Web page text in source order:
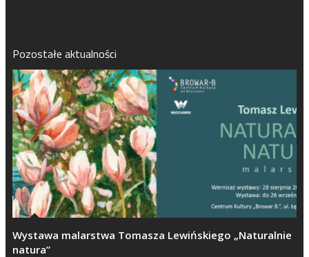
Pozostałe aktualności
Wystawa malarstwa Tomasza Lewińskiego „Naturalnie
natura”